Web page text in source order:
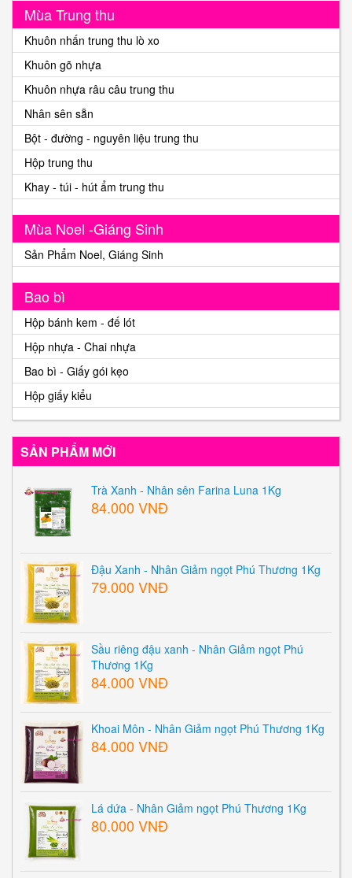
Mùa Trung thu
Khuôn nhấn trung thu lò xo
Khuôn gõ nhựa
Khuôn nhựa râu câu trung thu
Nhân sên sẵn
Bột - đường - nguyên liệu trung thu
Hộp trung thu
Khay - túi - hút ẩm trung thu
Mùa Noel -Giáng Sinh
Sản Phẩm Noel, Giáng Sinh
Bao bì
Hộp bánh kem - đế lót
Hộp nhựa - Chai nhựa
Bao bì - Giấy gói kẹo
Hộp giấy kiểu
SẢN PHẨM MỚI
Trà Xanh - Nhân sên Farina Luna 1Kg
84.000 VNĐ
Đậu Xanh - Nhân Giảm ngọt Phú Thương 1Kg
79.000 VNĐ
Sầu riêng đậu xanh - Nhân Giảm ngọt Phú
Thương 1Kg
84.000 VNĐ
Khoai Môn - Nhân Giảm ngọt Phú Thương 1Kg
84.000 VNĐ
Lá dứa - Nhân Giảm ngọt Phú Thương 1Kg
80.000 VNĐ